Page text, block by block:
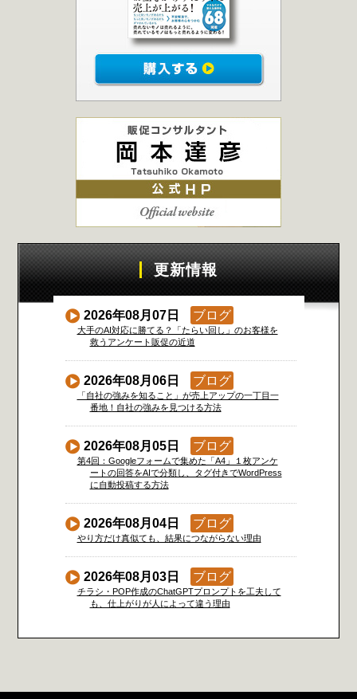
更新情報
2026年08月07日 ブログ
大手のAI対応に勝てる？「たらい回し」のお客様を
救うアンケート販促の近道
2026年08月06日 ブログ
「自社の強みを知ること」が売上アップの一丁目一
番地！自社の強みを見つける方法
2026年08月05日 ブログ
第4回：Googleフォームで集めた「A4」１枚アンケ
ートの回答をAIで分類し、タグ付きでWordPress
に自動投稿する方法
2026年08月04日 ブログ
やり方だけ真似ても、結果につながらない理由
2026年08月03日 ブログ
チラシ・POP作成のChatGPTプロンプトを工夫して
も、仕上がりが人によって違う理由